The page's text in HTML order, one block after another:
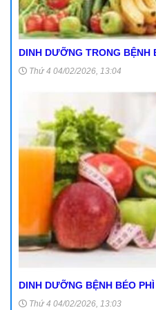
DINH DƯỠNG TRONG BỆNH
Thứ 4 04/02/2026, 13:04
DINH DƯỠNG BỆNH BÉO
Thứ 4 04/02/2026, 13:03